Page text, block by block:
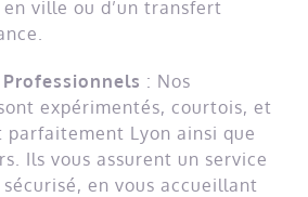
ville ou d’un transfert
: Nos
expérimentés, courtois, et
parfaitement Lyon ainsi que
Ils vous assurent un service
en vous accueillant